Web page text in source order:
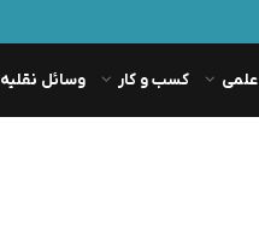
علمی کسب و کار وسائل نقلیه